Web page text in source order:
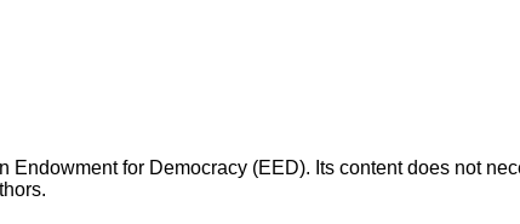
for Democracy (EED). Its content does not